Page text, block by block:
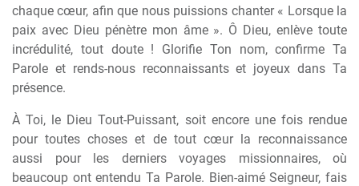
chaque cœur, afin que nous puissions chanter « Lorsque la
paix avec Dieu pénètre mon âme ». Ô Dieu, enlève toute
incrédulité, tout doute ! Glorifie Ton nom, confirme Ta
Parole et rends-nous reconnaissants et joyeux dans Ta
présence.
À Toi, le Dieu Tout-Puissant, soit encore une fois rendue
pour toutes choses et de tout cœur la reconnaissance
aussi pour les derniers voyages missionnaires, où
beaucoup ont entendu Ta Parole. Bien-aimé Seigneur, fais